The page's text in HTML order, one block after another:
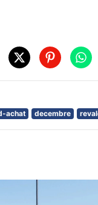
achat decembre